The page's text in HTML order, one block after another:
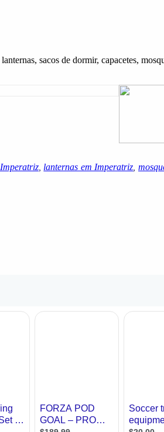
sacos de dormir, capacetes,
, lanternas em Imperatriz